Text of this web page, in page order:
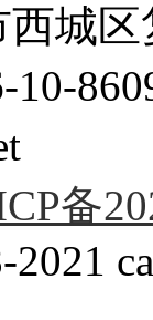
城
备